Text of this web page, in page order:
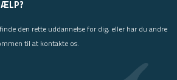
den rette uddannelse for dig, eller har du andre
til at kontakte os.